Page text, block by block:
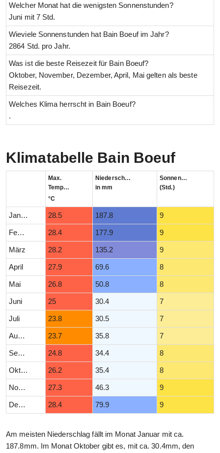
Welcher Monat hat die wenigsten Sonnenstunden?
Juni mit 7 Std.
Wieviele Sonnenstunden hat Bain Boeuf im Jahr?
2864 Std. pro Jahr.
Was ist die beste Reisezeit für Bain Boeuf?
Oktober, November, Dezember, April, Mai gelten als beste
Reisezeit.
Welches Klima herrscht in Bain Boeuf?
.
Klimatabelle Bain Boeuf
Max.
Temperatur
°C
Niederschlag
in mm
Sonnenstunden
(Std.)
Januar 28.5 187.8 9
Februar 28.4 177.9 9
März 28.2 135.2 9
April 27.9 69.6 8
Mai 26.8 50.8 8
Juni 25 30.4 7
Juli 23.8 30.5 7
August 23.7 35.8 7
September 24.8 34.4 8
Oktober 26.2 35.4 8
November 27.3 46.3 9
Dezember 28.4 79.9 9
Am meisten Niederschlag fällt im Monat Januar mit ca.
187.8mm. Im Monat Oktober gibt es, mit ca. 30.4mm, den